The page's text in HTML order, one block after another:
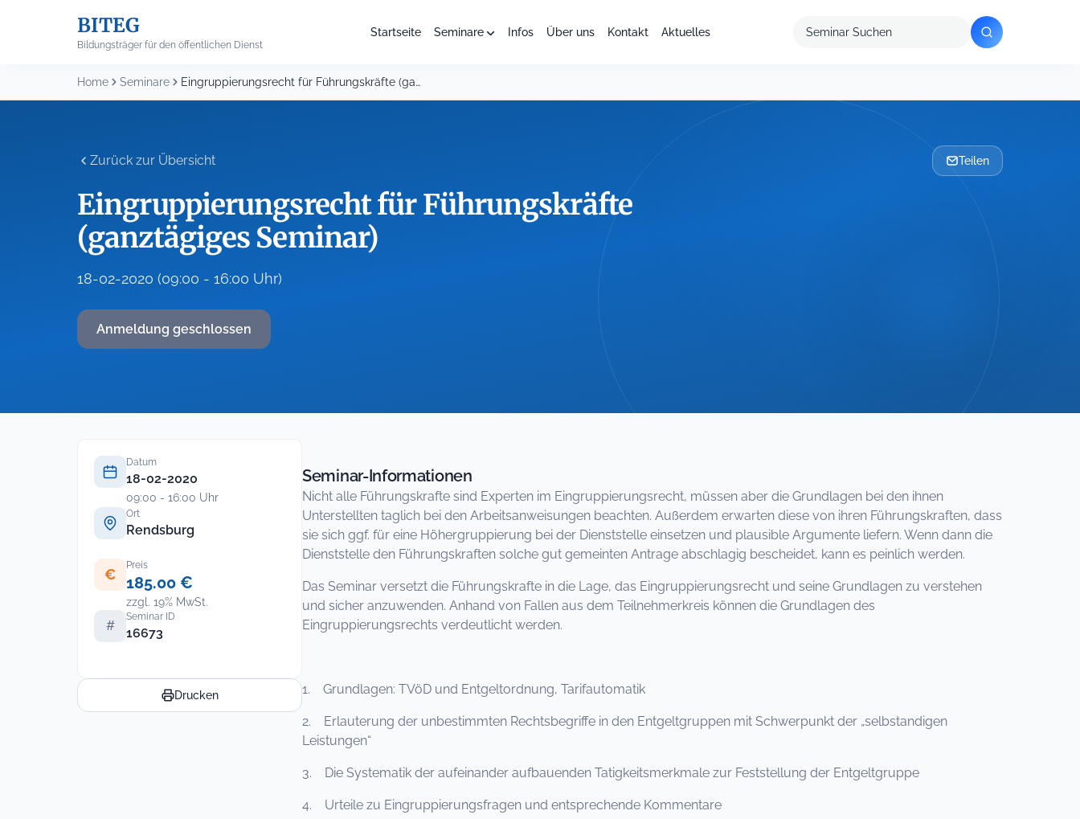
BITEG
Bildungsträger für den öffentlichen Dienst
Startseite Seminare Infos Über uns Kontakt Aktuelles
Seminar
Home Seminare Eingruppierungsrecht für Führungskräfte (ganztägiges Seminar)
Zurück zur Übersicht Teilen
Eingruppierungsrecht für Führungskräfte
(ganztägiges Seminar)
18-02-2020 (09:00 - 16:00 Uhr)
Anmeldung geschlossen
Datum
18-02-2020
09:00 - 16:00 Uhr
Ort
Rendsburg
€
Preis
185.00 €
zzgl. 19% MwSt.
#
Seminar ID
16673
Drucken
Seminar-Informationen
Nicht alle Führungskrafte sind Experten im Eingruppierungsrecht, müssen aber die Grundlagen bei den ihnen
Unterstellten taglich bei den Arbeitsanweisungen beachten. Außerdem erwarten diese von ihren Führungskraften, dass
sie sich ggf. für eine Höhergruppierung bei der Dienststelle einsetzen und plausible Argumente liefern. Wenn dann die
Dienststelle den Führungskraften solche gut gemeinten Antrage abschlagig bescheidet, kann es peinlich werden.
Das Seminar versetzt die Führungskrafte in die Lage, das Eingruppierungsrecht und seine Grundlagen zu verstehen
und sicher anzuwenden. Anhand von Fallen aus dem Teilnehmerkreis können die Grundlagen des
Eingruppierungsrechts verdeutlicht werden.
1. Grundlagen: TVöD und Entgeltordnung, Tarifautomatik
2. Erlauterung der unbestimmten Rechtsbegriffe in den Entgeltgruppen mit Schwerpunkt der „selbstandigen
Leistungen“
3. Die Systematik der aufeinander aufbauenden Tatigkeitsmerkmale zur Feststellung der Entgeltgruppe
4. Urteile zu Eingruppierungsfragen und entsprechende Kommentare